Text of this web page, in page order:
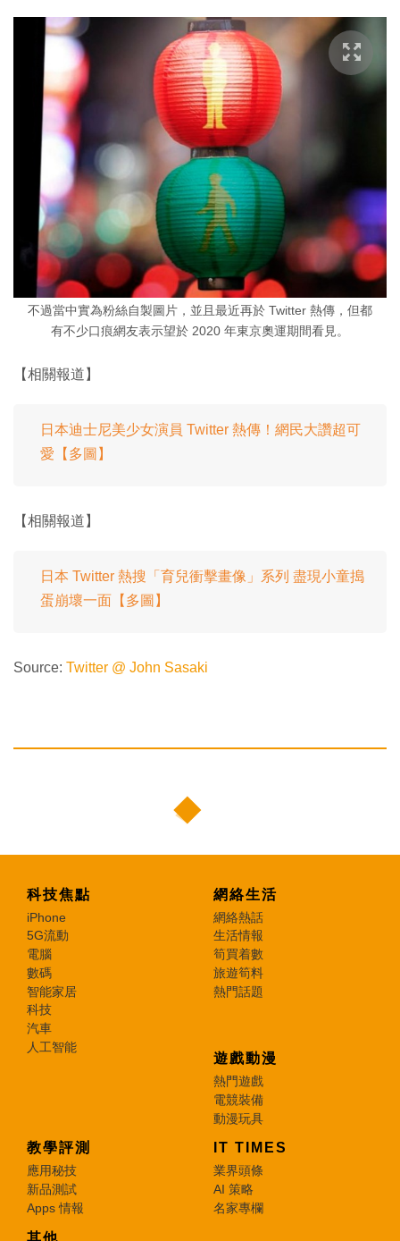
不過當中實為粉絲自製圖片，並且最近再於 Twitter 熱傳，但都
有不少口痕網友表示望於 2020 年東京奧運期間看見。
【相關報道】
日本迪士尼美少女演員 Twitter 熱傳！網民大讚超可
愛【多圖】
【相關報道】
日本 Twitter 熱搜「育兒衝擊畫像」系列 盡現小童搗
蛋崩壞一面【多圖】
Source: Twitter @ John Sasaki
科技焦點
iPhone
5G流動
電腦
數碼
智能家居
科技
汽車
人工智能
網絡生活
網絡熱話
生活情報
筍買着數
旅遊筍料
熱門話題
遊戲動漫
熱門遊戲
電競裝備
動漫玩具
教學評測
應用秘技
新品測試
Apps 情報
IT TIMES
業界頭條
AI 策略
名家專欄
其他